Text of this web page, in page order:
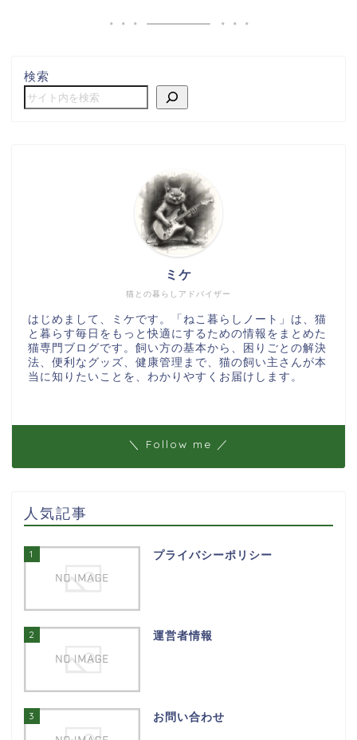
検索
猫との暮らしアドバイザー
ミケ
はじめまして、ミケです。「ねこ暮らしノート」は、猫
と暮らす毎日をもっと快適にするための情報をまとめた
猫専門ブログです。飼い方の基本から、困りごとの解決
法、便利なグッズ、健康管理まで、猫の飼い主さんが本
当に知りたいことを、わかりやすくお届けします。
＼ Follow me ／
人気記事
1 プライバシーポリシー
2 運営者情報
3 お問い合わせ